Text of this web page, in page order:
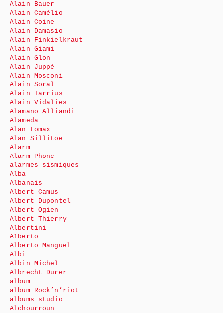
Alain Bauer
Alain Camélio
Alain Coine
Alain Damasio
Alain Finkielkraut
Alain Giami
Alain Glon
Alain Juppé
Alain Mosconi
Alain Soral
Alain Tarrius
Alain Vidalies
Alamano Alliandi
Alameda
Alan Lomax
Alan Sillitoe
Alarm
Alarm Phone
alarmes sismiques
Alba
Albanais
Albert Camus
Albert Dupontel
Albert Ogien
Albert Thierry
Albertini
Alberto
Alberto Manguel
Albi
Albin Michel
Albrecht Dürer
album
album Rock’n’riot
albums studio
Alchourroun